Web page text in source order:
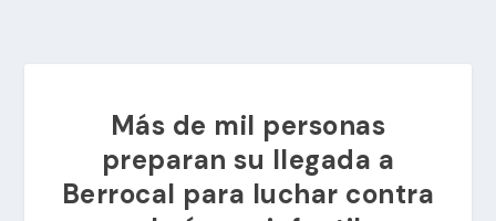
Más de mil personas
preparan su llegada a
Berrocal para luchar contra